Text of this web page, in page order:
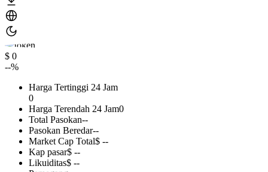
$ 0
--%
Harga Tertinggi 24 Jam
0
Harga Terendah 24 Jam0
Total Pasokan--
Pasokan Beredar--
Market Cap Total$ --
Kap pasar$ --
Likuiditas$ --